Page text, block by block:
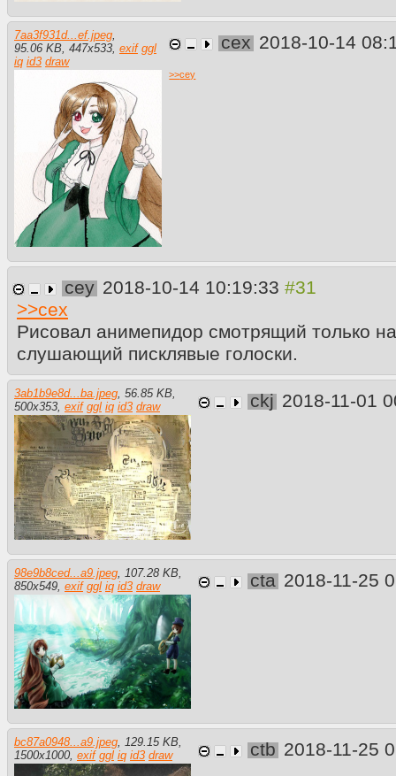
7aa3f931d...ef.jpeg,
95.06 KB, 447x533, exif ggl
iq id3 draw
cex 2018-10-14
>>cey
cey 2018-10-14 10:19:33
>>cex
Рисовал анимепидор смотрящий только
слушающий писклявые голоски.
3ab1b9e8d...ba.jpeg 56.85 KB
500x353 exif ggl iq id3 draw ckj 2018-11-01
98e9b8ced...a9.jpeg, 107.28 KB,
850x549, exif ggl iq id3 draw cta 2018-11-25
bc87a0948...a9.jpeg, 129.15 KB,
1500x1000, exif ggl iq id3 draw ctb 2018-11-25